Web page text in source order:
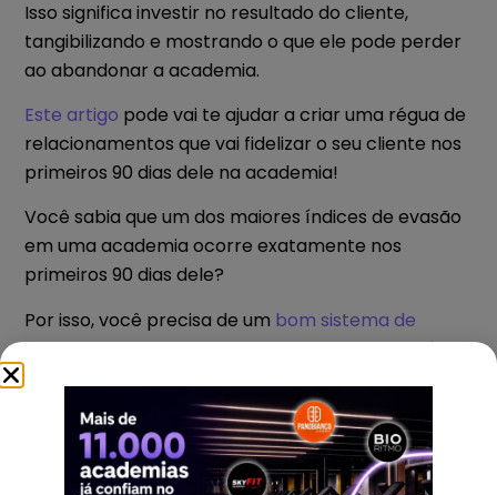
Isso significa investir no resultado do cliente,
tangibilizando e mostrando o que ele pode perder
ao abandonar a academia.
Este artigo pode vai te ajudar a criar uma régua de
relacionamentos que vai fidelizar o seu cliente nos
primeiros 90 dias dele na academia!
Você sabia que um dos maiores índices de evasão
em uma academia ocorre exatamente nos
primeiros 90 dias dele?
Por isso, você precisa de um bom sistema de
gestãocom CRM para ajudar a colocar em prática
E se apenas a conscientização não não for
suficiente, saiba como você pode estimular o seu
cliente a usar muito a sua academia!